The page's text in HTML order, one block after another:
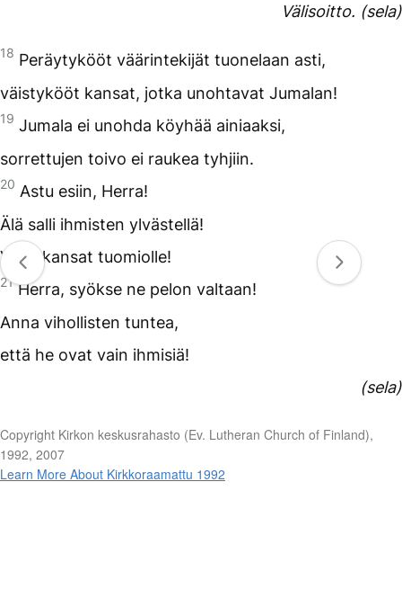
Välisoitto. (sela)
18 Peräytykööt väärintekijät tuonelaan asti,
väistykööt kansat, jotka unohtavat Jumalan!
19 Jumala ei unohda köyhää ainiaaksi,
sorrettujen toivo ei raukea tyhjiin.
20 Astu esiin, Herra!
Älä salli ihmisten ylvästellä!
Vedä kansat tuomiolle!
21 Herra, syökse ne pelon valtaan!
Anna vihollisten tuntea,
että he ovat vain ihmisiä!
(sela)
Copyright Kirkon keskusrahasto (Ev. Lutheran Church of Finland),
1992, 2007
Learn More About Kirkkoraamattu 1992